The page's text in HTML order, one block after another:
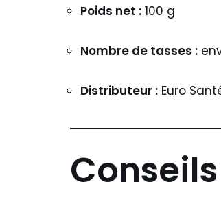
Poids net : 100 g
Nombre de tasses :
Distributeur : Euro